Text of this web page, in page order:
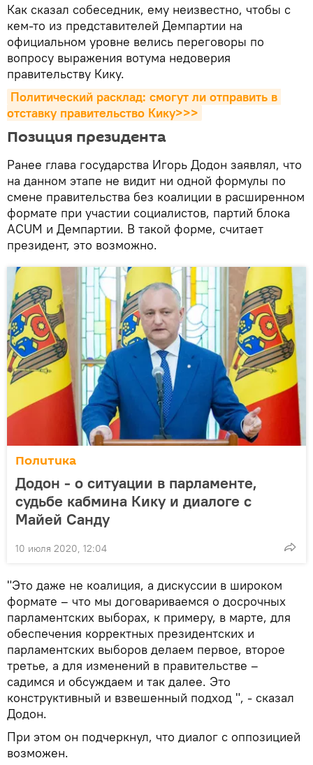
Как сказал собеседник, ему неизвестно, чтобы с
кем-то из представителей Демпартии на
официальном уровне велись переговоры по
вопросу выражения вотума недоверия
правительству Кику.
Политический расклад: смогут ли отправить в
отставку правительство Кику>>>
Позиция президента
Ранее глава государства Игорь Додон заявлял, что
на данном этапе не видит ни одной формулы по
смене правительства без коалиции в расширенном
формате при участии социалистов, партий блока
ACUM и Демпартии. В такой форме, считает
президент, это возможно.
Политика
Додон - о ситуации в парламенте,
судьбе кабмина Кику и диалоге с
Майей Санду
10 июля 2020, 12:04
"Это даже не коалиция, а дискуссии в широком
формате – что мы договариваемся о досрочных
парламентских выборах, к примеру, в марте, для
обеспечения корректных президентских и
парламентских выборов делаем первое, второе
третье, а для изменений в правительстве –
садимся и обсуждаем и так далее. Это
конструктивный и взвешенный подход ", - сказал
Додон.
При этом он подчеркнул, что диалог с оппозицией
возможен.